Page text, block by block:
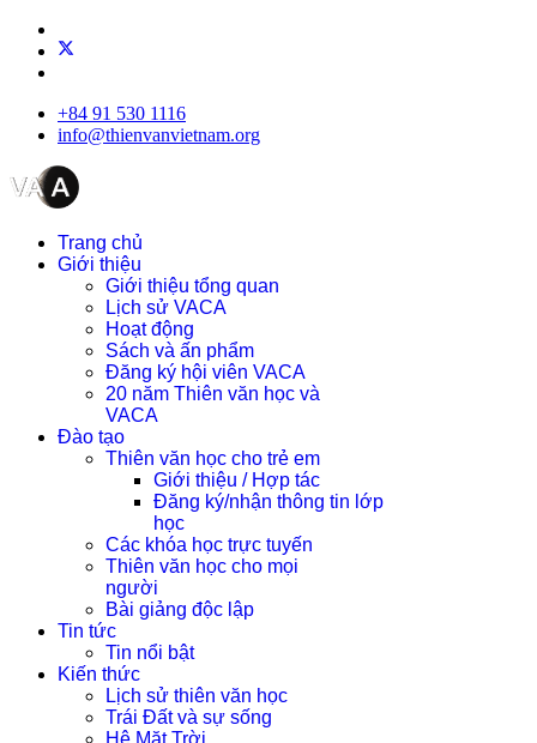
+84 91 530 1116
info@thienvanvietnam.org
Trang chủ
Giới thiệu
Giới thiệu tổng quan
Lịch sử VACA
Hoạt động
Sách và ấn phẩm
Đăng ký hội viên VACA
20 năm Thiên văn học và
VACA
Đào tạo
Thiên văn học cho trẻ em
Giới thiệu / Hợp tác
Đăng ký/nhận thông tin lớp
học
Các khóa học trực tuyến
Thiên văn học cho mọi
người
Bài giảng độc lập
Tin tức
Tin nổi bật
Kiến thức
Lịch sử thiên văn học
Trái Đất và sự sống
Hệ Mặt Trời